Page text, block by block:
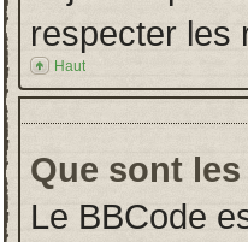
respecter les
Haut
Que sont
Le BBCode